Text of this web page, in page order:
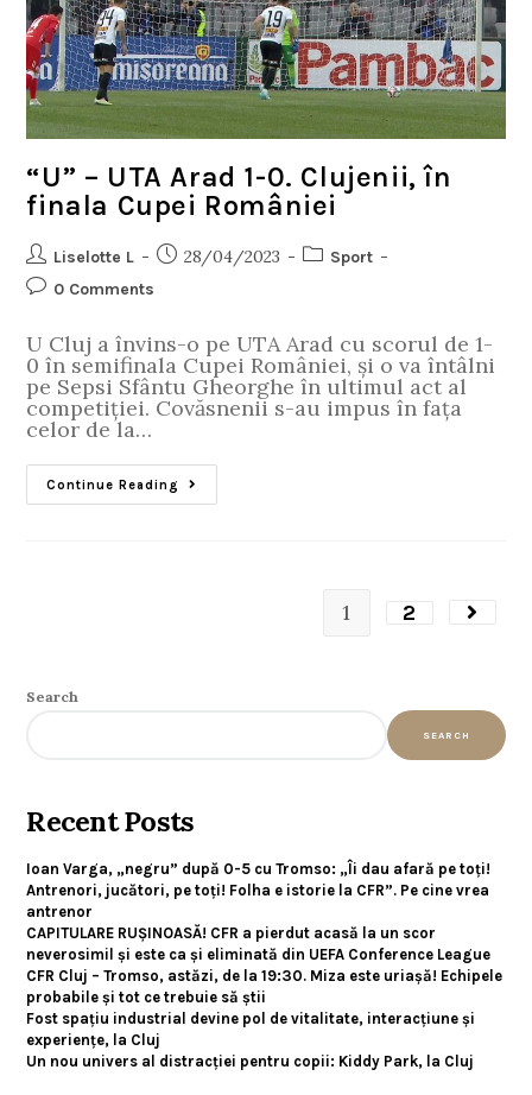
“U” – UTA Arad 1-0. Clujenii, în
finala Cupei României
Liselotte L 28/04/2023
Sport
0 Comments
U Cluj a învins-o pe UTA Arad cu scorul de 1-
0 în semifinala Cupei României, și o va întâlni
pe Sepsi Sfântu Gheorghe în ultimul act al
competiției. Covăsnenii s-au impus în fața
celor de la…
Continue Reading
1 2
Search
SEARCH
Recent Posts
Ioan Varga, „negru” după 0-5 cu Tromso: „Îi dau afară pe toți!
Antrenori, jucători, pe toți! Folha e istorie la CFR”. Pe cine vrea
antrenor
CAPITULARE RUȘINOASĂ! CFR a pierdut acasă la un scor
neverosimil și este ca și eliminată din UEFA Conference League
CFR Cluj – Tromso, astăzi, de la 19:30. Miza este uriașă! Echipele
probabile și tot ce trebuie să știi
Fost spațiu industrial devine pol de vitalitate, interacțiune și
experiențe, la Cluj
Un nou univers al distracției pentru copii: Kiddy Park, la Cluj